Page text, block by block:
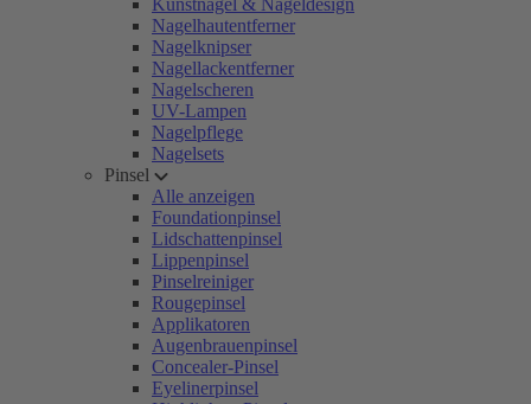
Kunstnägel & Nageldesign
Nagelhautentferner
Nagelknipser
Nagellackentferner
Nagelscheren
UV-Lampen
Nagelpflege
Nagelsets
Pinsel
Alle anzeigen
Foundationpinsel
Lidschattenpinsel
Lippenpinsel
Pinselreiniger
Rougepinsel
Applikatoren
Augenbrauenpinsel
Concealer-Pinsel
Eyelinerpinsel